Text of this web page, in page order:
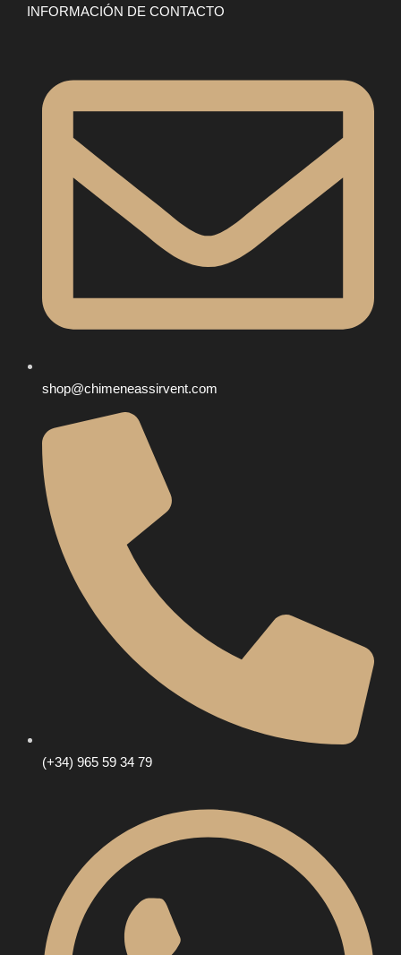
INFORMACIÓN DE CONTACTO
shop@chimeneassirvent.com
(+34) 965 59 34 79